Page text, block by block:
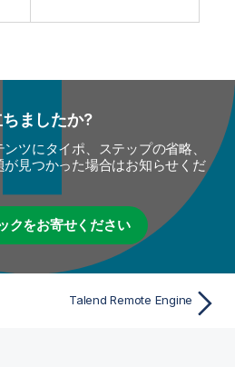
ましたか?
ツにタイポ、ステップの省略、
見つかった場合はお知らせくだ
クをお寄せください
Talend Remote Engine